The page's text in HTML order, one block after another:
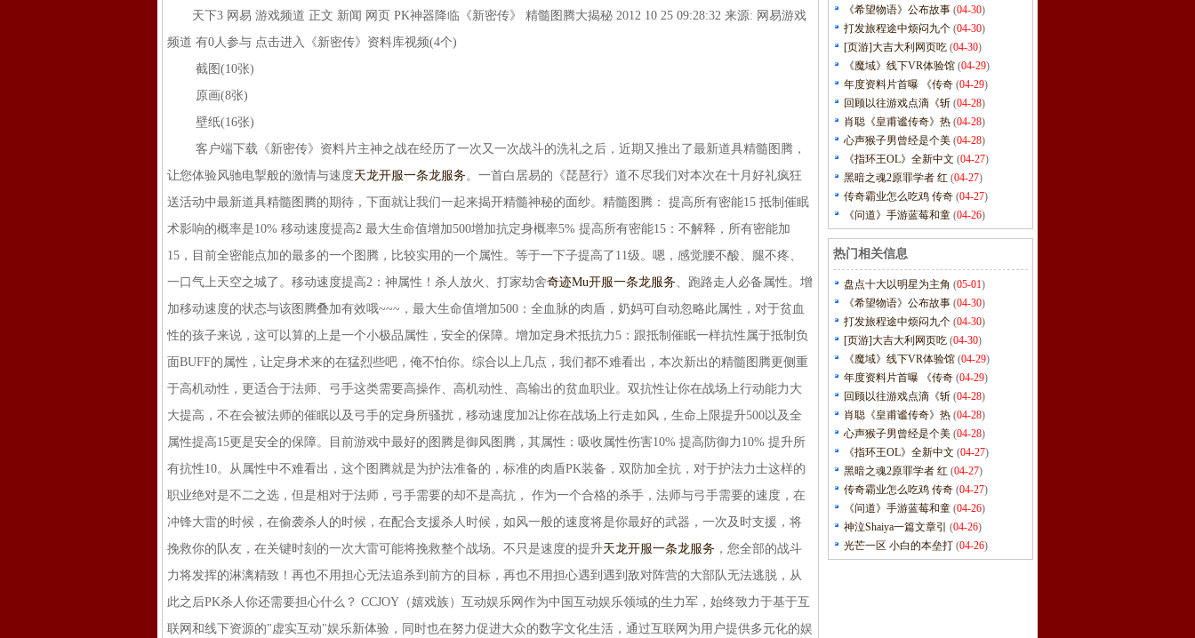
天下3 网易 游戏频道 正文 新闻 网页 PK神器降临《新密传》 精髓图腾大揭秘 2012 10 25 09:28:32 来源: 网易游戏
频道 有0人参与 点击进入《新密传》资料库视频(4个)
截图(10张)
原画(8张)
壁纸(16张)
客户端下载《新密传》资料片主神之战在经历了一次又一次战斗的洗礼之后，近期又推出了最新道具精髓图腾，
让您体验风驰电掣般的激情与速度天龙开服一条龙服务。一首白居易的《琵琶行》道不尽我们对本次在十月好礼疯狂
送活动中最新道具精髓图腾的期待，下面就让我们一起来揭开精髓神秘的面纱。精髓图腾： 提高所有密能15 抵制催眠
术影响的概率是10% 移动速度提高2 最大生命值增加500增加抗定身概率5% 提高所有密能15：不解释，所有密能加
15，目前全密能点加的最多的一个图腾，比较实用的一个属性。等于一下子提高了11级。嗯，感觉腰不酸、腿不疼、
一口气上天空之城了。移动速度提高2：神属性！杀人放火、打家劫舍奇迹Mu开服一条龙服务、跑路走人必备属性。增
加移动速度的状态与该图腾叠加有效哦~~~，最大生命值增加500：全血脉的肉盾，奶妈可自动忽略此属性，对于贫血
性的孩子来说，这可以算的上是一个小极品属性，安全的保障。增加定身术抵抗力5：跟抵制催眠一样抗性属于抵制负
面BUFF的属性，让定身术来的在猛烈些吧，俺不怕你。综合以上几点，我们都不难看出，本次新出的精髓图腾更侧重
于高机动性，更适合于法师、弓手这类需要高操作、高机动性、高输出的贫血职业。双抗性让你在战场上行动能力大
大提高，不在会被法师的催眠以及弓手的定身所骚扰，移动速度加2让你在战场上行走如风，生命上限提升500以及全
属性提高15更是安全的保障。目前游戏中最好的图腾是御风图腾，其属性：吸收属性伤害10% 提高防御力10% 提升所
有抗性10。从属性中不难看出，这个图腾就是为护法准备的，标准的肉盾PK装备，双防加全抗，对于护法力士这样的
职业绝对是不二之选，但是相对于法师，弓手需要的却不是高抗， 作为一个合格的杀手，法师与弓手需要的速度，在
冲锋大雷的时候，在偷袭杀人的时候，在配合支援杀人时候，如风一般的速度将是你最好的武器，一次及时支援，将
挽救你的队友，在关键时刻的一次大雷可能将挽救整个战场。不只是速度的提升天龙开服一条龙服务 ，您全部的战斗
力将发挥的淋漓精致！再也不用担心无法追杀到前方的目标，再也不用担心遇到遇到敌对阵营的大部队无法逃脱，从
此之后PK杀人你还需要担心什么？ CCJOY（嬉戏族）互动娱乐网作为中国互动娱乐领域的生力军，始终致力于基于互
联网和线下资源的"虚实互动"娱乐新体验，同时也在努力促进大众的数字文化生活，通过互联网为用户提供多元化的娱
《希望物语》公布故事 (04-30)
打发旅程途中烦闷九个 (04-30)
[页游]大吉大利网页吃 (04-30)
《魔域》线下VR体验馆 (04-29)
年度资料片首曝 《传奇 (04-29)
回顾以往游戏点滴《斩 (04-28)
肖聪《皇甫谧传奇》热 (04-28)
心声猴子男曾经是个美 (04-28)
《指环王OL》全新中文 (04-27)
黑暗之魂2原罪学者 红 (04-27)
传奇霸业怎么吃鸡 传奇 (04-27)
《问道》手游蓝莓和童 (04-26)
热门相关信息
盘点十大以明星为主角 (05-01)
《希望物语》公布故事 (04-30)
打发旅程途中烦闷九个 (04-30)
[页游]大吉大利网页吃 (04-30)
《魔域》线下VR体验馆 (04-29)
年度资料片首曝 《传奇 (04-29)
回顾以往游戏点滴《斩 (04-28)
肖聪《皇甫谧传奇》热 (04-28)
心声猴子男曾经是个美 (04-28)
《指环王OL》全新中文 (04-27)
黑暗之魂2原罪学者 红 (04-27)
传奇霸业怎么吃鸡 传奇 (04-27)
《问道》手游蓝莓和童 (04-26)
神泣Shaiya一篇文章引
(04-26)
光芒一区 小白的本垒打 (04-26)